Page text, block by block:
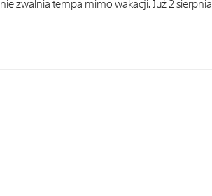
zwalnia tempa mimo wakacji. Już 2 sierpnia